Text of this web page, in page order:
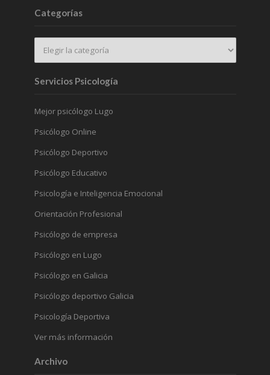
Categorías
Servicios Psicología
Mejor psicólogo Lugo
Psicólogo Online
Psicólogo Deportivo
Psicólogo Educativo
Psicología e Inteligencia Emocional
Orientación Profesional
Psicólogo de empresa
Psicólogo en Lugo
Psicólogo en Galicia
Psicólogo deportivo Galicia
Psicología Deportiva
Ver más información
Archivo